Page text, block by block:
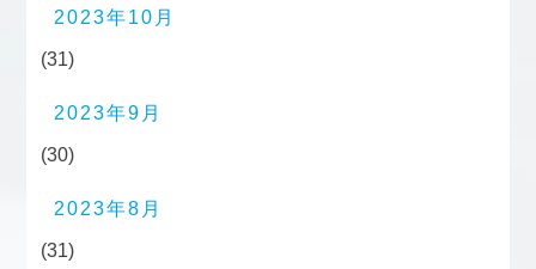
2023年10月
(31)
2023年9月
(30)
2023年8月
(31)